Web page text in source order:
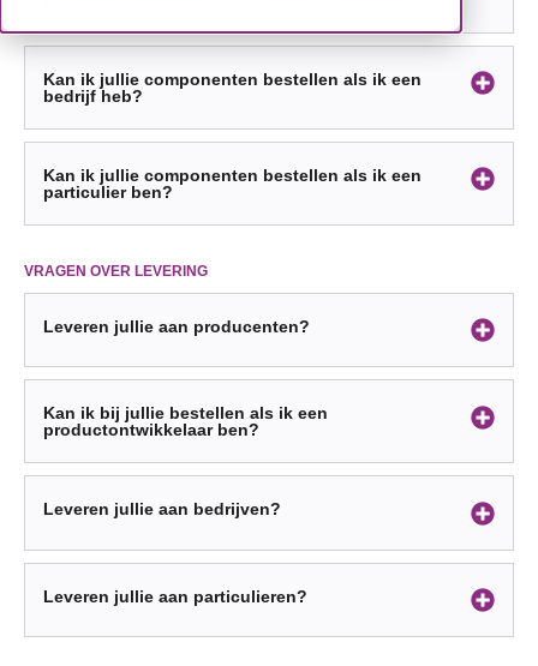
Kan ik jullie componenten bestellen als ik een
bedrijf heb?
Kan ik jullie componenten bestellen als ik een
particulier ben?
VRAGEN OVER LEVERING
Leveren jullie aan producenten?
Kan ik bij jullie bestellen als ik een
productontwikkelaar ben?
Leveren jullie aan bedrijven?
Leveren jullie aan particulieren?